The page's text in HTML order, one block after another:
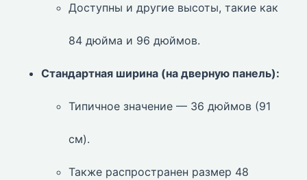
Доступны и другие высоты, такие как
84 дюйма и 96 дюймов.
Стандартная ширина (на дверную панель):
Типичное значение — 36 дюймов (91
см).
Также распространен размер 48